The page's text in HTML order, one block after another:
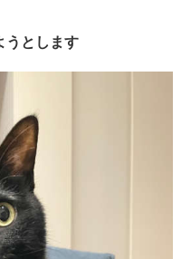
うとします
ード済みの方
く